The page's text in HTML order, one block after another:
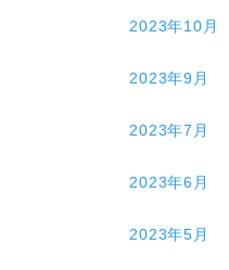
2023年10月
2023年9月
2023年7月
2023年6月
2023年5月